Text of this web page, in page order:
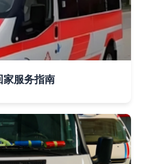
家服务指南